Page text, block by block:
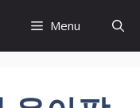
Menu